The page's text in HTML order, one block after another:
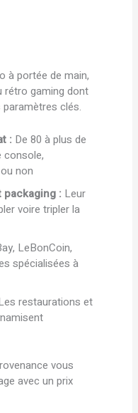
à portée de main,
rétro gaming dont
clés.
: De 80 à plus de
console,
non
: Leur
voire tripler la
LeBonCoin,
spécialisées à
restaurations et
vous
avec un prix